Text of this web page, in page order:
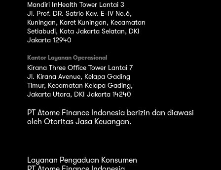
Mandiri InHealth Tower Lantai 3
Jl. Prof. DR. Satrio Kav. E-IV No.6,
Kuningan, Karet Kuningan, Kecamatan
Setiabudi, Kota Jakarta Selatan, DKI
Jakarta 12940
Kantor Layanan Operasional
Kirana Three Office Tower Lantai 7
Jl. Kirana Avenue, Kelapa Gading
Timur, Kecamatan Kelapa Gading,
Jakarta Utara, DKI Jakarta 14240
PT Atome Finance Indonesia berizin dan diawasi
oleh Otoritas Jasa Keuangan.
Layanan Pengaduan Konsumen